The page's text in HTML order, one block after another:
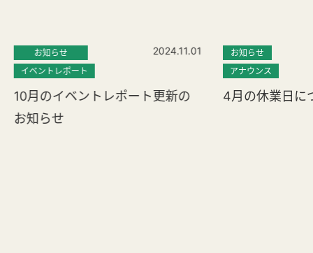
お知らせ
イベントレポート
2024.11.01
10月のイベントレポート更新の
お知らせ
お知らせ
アナウンス
4月の休業日に